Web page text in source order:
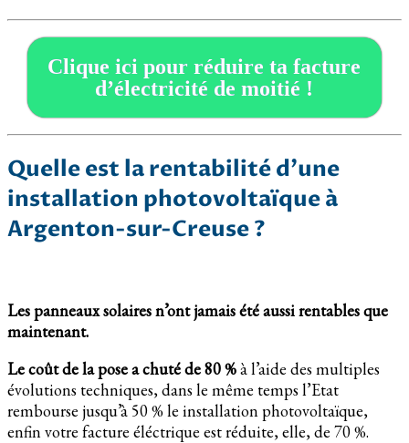
Clique ici pour réduire ta facture
d’électricité de moitié !
Quelle est la rentabilité d’une
installation photovoltaïque à
Argenton-sur-Creuse ?
Les panneaux solaires n’ont jamais été aussi rentables que
maintenant.
Le coût de la pose a chuté de 80 %à l’aide des multiples
évolutions techniques, dans le même temps l’Etat
rembourse jusqu’à 50 % le installation photovoltaïque,
enfin votre facture éléctrique est réduite, elle, de 70 %.